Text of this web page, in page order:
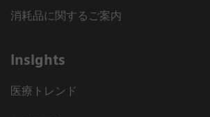
消耗品に関するご案内
Insights
医療トレンド